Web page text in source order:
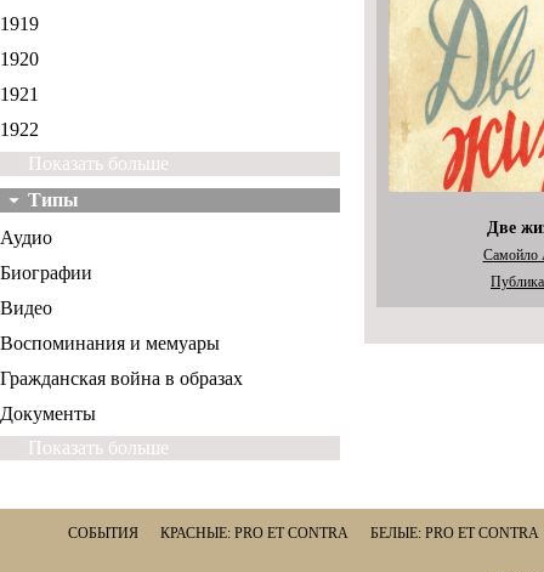
1919
1920
1921
1922
Показать больше
Типы
Аудио
Биографии
Видео
Воспоминания и мемуары
Гражданская война в образах
Документы
Показать больше
Две
Самойло
СОБЫТИЯ КРАСНЫЕ: PRO ET CONTRA БЕЛЫЕ: PRO ET CONTRA